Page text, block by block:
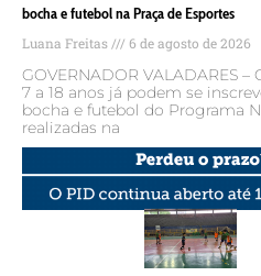
bocha e futebol na Praça de Esportes
Luana Freitas 6 de agosto de 2026
GOVERNADOR VALADARES
7 a 18 anos já podem se
bocha e futebol do Programa
realizadas na